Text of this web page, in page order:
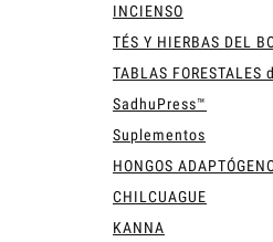
INCIENSO
TÉS Y HIERBAS DEL
TABLAS FORESTALES
SadhuPress™
Suplementos
HONGOS
CHILCUAGUE
KANNA